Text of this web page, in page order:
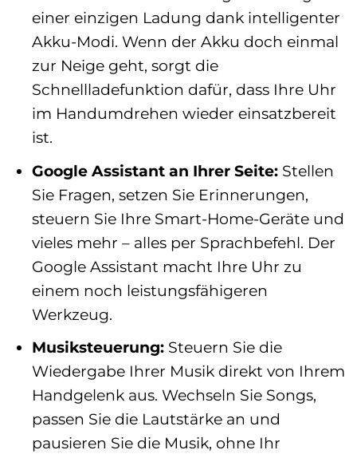
einer einzigen Ladung dank intelligenter
Akku-Modi. Wenn der Akku doch einmal
zur Neige geht, sorgt die
Schnellladefunktion dafür, dass Ihre Uhr
im Handumdrehen wieder einsatzbereit
ist.
Google Assistant an Ihrer Seite:Stellen
Sie Fragen, setzen Sie Erinnerungen,
steuern Sie Ihre Smart-Home-Geräte und
vieles mehr – alles per Sprachbefehl. Der
Google Assistant macht Ihre Uhr zu
einem noch leistungsfähigeren
Werkzeug.
Musiksteuerung:Steuern Sie die
Wiedergabe Ihrer Musik direkt von Ihrem
Handgelenk aus. Wechseln Sie Songs,
passen Sie die Lautstärke an und
pausieren Sie die Musik, ohne Ihr